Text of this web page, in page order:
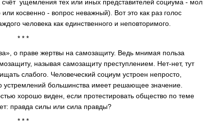
ущемления тех или иных представителей социума - мол,
косвенно - вопрос неважный). Вот это как раз голос
человека как единственного и неповторимого.
* * *
о праве жертвы на самозащиту. Ведь мнимая польза
называя самозащиту преступлением. Нет-нет, тут
слабого. Человеческий социум устроен непросто,
большинства имеет решающее значение.
хорошо виден, если протестировать общество по теме
правда силы или сила правды?
* * *